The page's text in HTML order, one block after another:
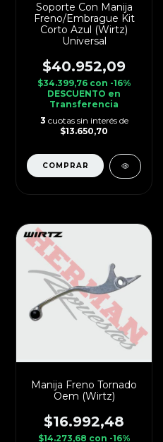
Soporte Con Manija
Freno/Embrague Kit
Corto Azul (Wirtz)
Universal
$40.952,09
$34.399,76 con -16%
DESCUENTO en
Transferencia
3 cuotas sin interés de
$13.650,70
Manija Freno Tornado
Oem (Wirtz)
$16.992,48
$14.273,68 con -16%